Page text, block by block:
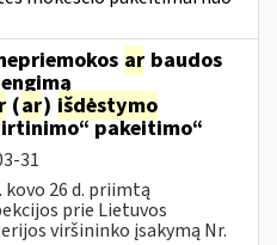
ar baudos
(ar) išdėstymo
pakeitimo“
31
26 d. priimtą
prie Lietuvos
viršininko įsakymą Nr.